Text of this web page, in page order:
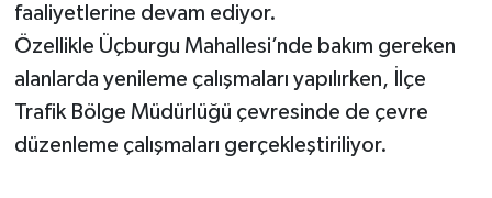
faaliyetlerine devam ediyor.
Özellikle Üçburgu Mahallesi’nde bakım gereken
alanlarda yenileme çalışmaları yapılırken, İlçe
Trafik Bölge Müdürlüğü çevresinde de çevre
düzenleme çalışmaları gerçekleştiriliyor.